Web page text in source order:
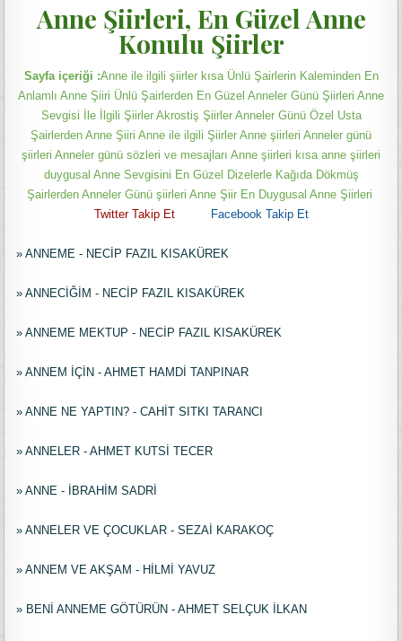
Anne Şiirleri, En Güzel Anne
Konulu Şiirler
Sayfa içeriği :Anne ile ilgili şiirler kısa Ünlü Şairlerin Kaleminden En
Anlamlı Anne Şiiri Ünlü Şairlerden En Güzel Anneler Günü Şiirleri Anne
Sevgisi İle İlgili Şiirler Akrostiş Şiirler Anneler Günü Özel Usta
Şairlerden Anne Şiiri Anne ile ilgili Şiirler Anne şiirleri Anneler günü
şiirleri Anneler günü sözleri ve mesajları Anne şiirleri kısa anne şiirleri
duygusal Anne Sevgisini En Güzel Dizelerle Kağıda Dökmüş
Şairlerden Anneler Günü şiirleri Anne Şiir En Duygusal Anne Şiirleri
Twitter Takip Et Facebook Takip Et
» ANNEME - NECİP FAZIL KISAKÜREK
» ANNECİĞİM - NECİP FAZIL KISAKÜREK
» ANNEME MEKTUP - NECİP FAZIL KISAKÜREK
» ANNEM İÇİN - AHMET HAMDİ TANPINAR
» ANNE NE YAPTIN? - CAHİT SITKI TARANCI
» ANNELER - AHMET KUTSİ TECER
» ANNE - İBRAHİM SADRİ
» ANNELER VE ÇOCUKLAR - SEZAİ KARAKOÇ
» ANNEM VE AKŞAM - HİLMİ YAVUZ
» BENİ ANNEME GÖTÜRÜN - AHMET SELÇUK İLKAN